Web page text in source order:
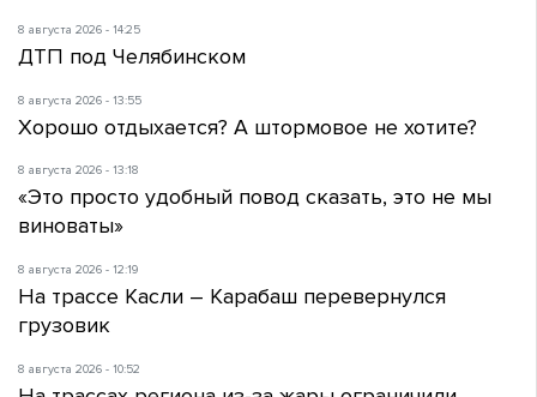
8 августа 2026 - 14:25
ДТП под Челябинском
8 августа 2026 - 13:55
Хорошо отдыхается? А штормовое не хотите?
8 августа 2026 - 13:18
«Это просто удобный повод сказать, это не мы
виноваты»
8 августа 2026 - 12:19
На трассе Касли – Карабаш перевернулся
грузовик
8 августа 2026 - 10:52